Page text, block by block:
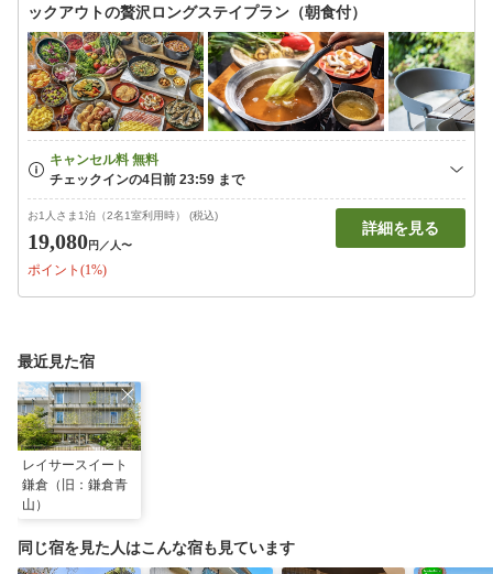
ックアウトの贅沢ロングステイプラン（朝食付）
お1人さま1泊（2名1室利用時） (税込)
19,080円 ／人〜
ポイント(1%)
詳細を見る
最近見た宿
レイサースイート
鎌倉（旧：鎌倉青
山）
同じ宿を見た人はこんな宿も見ています